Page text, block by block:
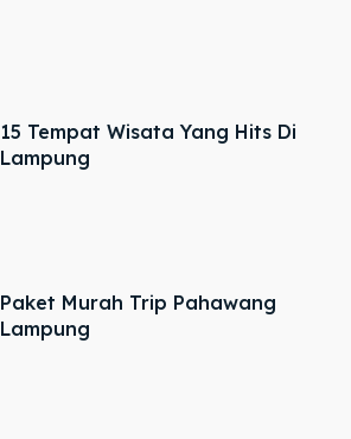
15 Tempat Wisata Yang Hits Di
Lampung
Paket Murah Trip Pahawang
Lampung